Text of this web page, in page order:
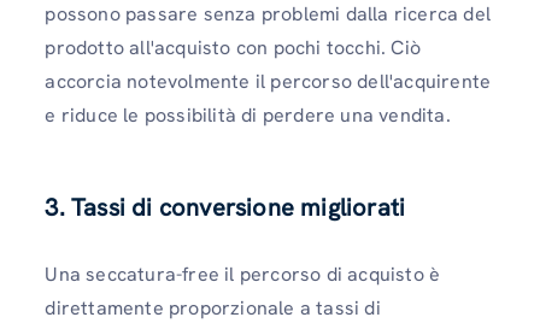
possono passare senza problemi dalla ricerca del
prodotto all'acquisto con pochi tocchi. Ciò
accorcia notevolmente il percorso dell'acquirente
e riduce le possibilità di perdere una vendita.
3. Tassi di conversione migliorati
Una seccatura-free il percorso di acquisto è
direttamente proporzionale a tassi di